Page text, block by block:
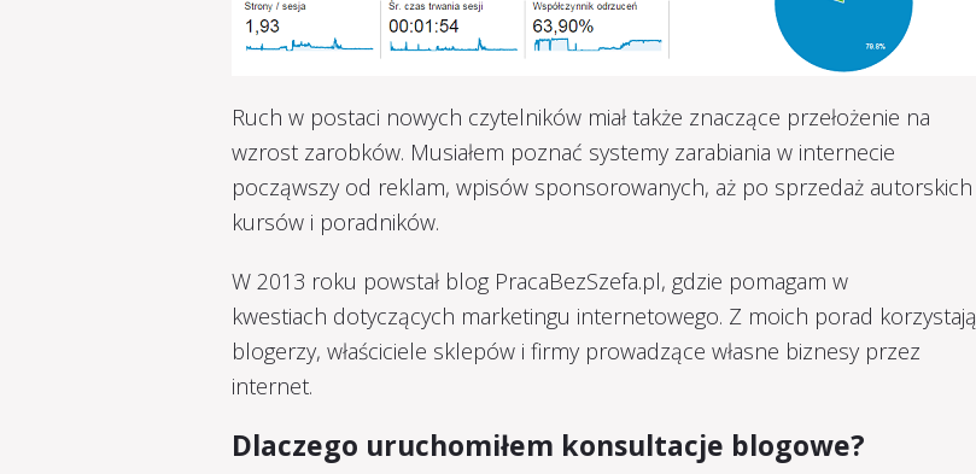
Ruch w postaci nowych czytelników miał także znaczące przełożenie na
wzrost zarobków. Musiałem poznać systemy zarabiania w internecie
począwszy od reklam, wpisów sponsorowanych, aż po sprzedaż autorskich
kursów i poradników.
W 2013 roku powstał blog PracaBezSzefa.pl, gdzie pomagam w
kwestiach dotyczących marketingu internetowego. Z moich porad korzystają
blogerzy, właściciele sklepów i firmy prowadzące własne biznesy przez
internet.
Dlaczego uruchomiłem konsultacje blogowe?